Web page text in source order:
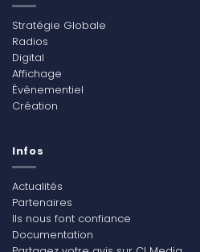
Stratégie Globale
Radios
Digital
Affichage
Événementiel
Création
Infos
Actualités
Partenaires
Ils nous font confiance
Documentation